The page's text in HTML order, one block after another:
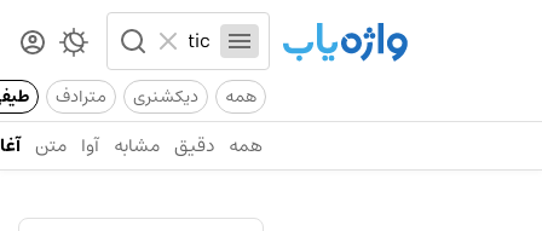
همه دیکشنری مترادف
همه دقیق مشابه آوا متن